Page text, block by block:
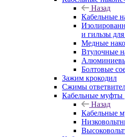
Назад
Кабельные
и гильзы
Медные
Втулочные
Болтовые
Зажим крокодил
Сжимы
Кабельные муфты
Назад
Кабельные